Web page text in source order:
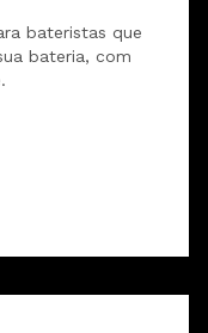
bateristas que
bateria, com